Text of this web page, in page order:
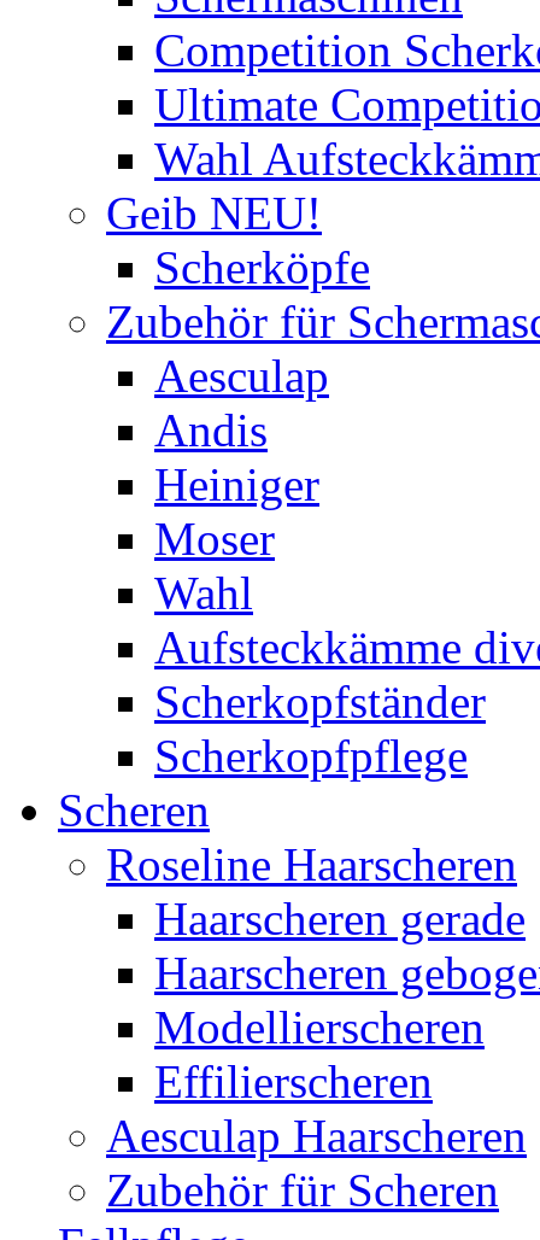
Competition
Ultimate
Wahl
Geib NEU!
Scherköpfe
Zubehör für
Aesculap
Andis
Heiniger
Moser
Wahl
Aufsteckkämme
Scherkopfständer
Scherkopfpflege
Scheren
Roseline Haarscheren
Haarscheren gerade
Haarscheren
Modellierscheren
Effilierscheren
Aesculap Haarscheren
Zubehör für Scheren